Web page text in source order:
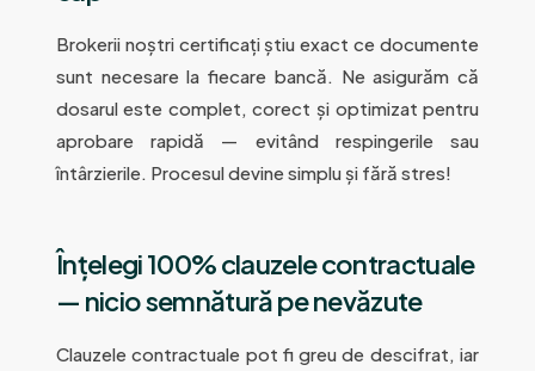
Brokerii noștri certificați știu exact ce documente
sunt necesare la fiecare bancă. Ne asigurăm că
dosarul este complet, corect și optimizat pentru
aprobare rapidă — evitând respingerile sau
întârzierile. Procesul devine simplu și fără stres!
Înțelegi 100% clauzele contractuale
— nicio semnătură pe nevăzute
Clauzele contractuale pot fi greu de descifrat, iar